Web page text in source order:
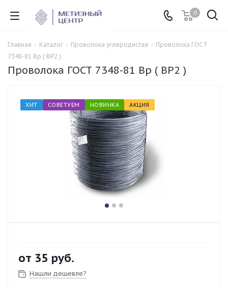
0
Главная - Каталог - Проволока углеродистая - Проволока ГОСТ
7348-81 Вр ( ВР2 )
Проволока ГОСТ 7348-81 Вр ( ВР2 )
ХИТ СОВЕТУЕМ НОВИНКА АКЦИЯ
от 35 руб.
Нашли дешевле?